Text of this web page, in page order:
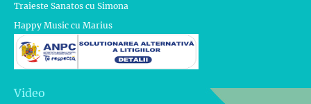
Traieste Sanatos cu Simona
Happy Music cu Marius
Video